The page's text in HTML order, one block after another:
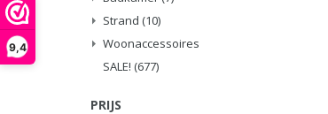
9,4
Strand (10)
Woonaccessoires
SALE! (677)
PRIJS